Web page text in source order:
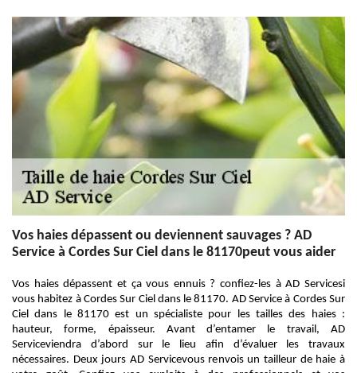
Vos haies dépassent ou deviennent sauvages ? AD
Service à Cordes Sur Ciel dans le 81170peut vous aider
Vos haies dépassent et ça vous ennuis ? confiez-les à AD Servicesi
vous habitez à Cordes Sur Ciel dans le 81170. AD Service à Cordes Sur
Ciel dans le 81170 est un spécialiste pour les tailles des haies :
hauteur, forme, épaisseur. Avant d’entamer le travail, AD
Serviceviendra d’abord sur le lieu afin d’évaluer les travaux
nécessaires. Deux jours AD Servicevous renvois un tailleur de haie à